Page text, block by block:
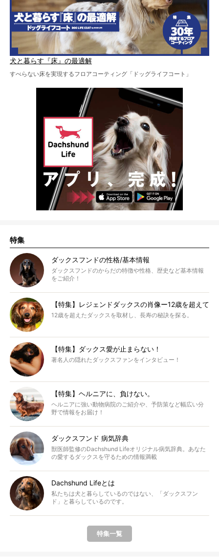
犬と暮らす『床』の最適解
すべらない床を実現するフロアコーティング「ドッグライフコート」
特集
ダックスフンドの性格/基本情報
ダックスフンドのからだの特徴や性格、歴史など基本情報
をご紹介！
【特集】レジェンドダックスの肖像ー12歳を超えて
12歳を超えたダックスを取材し、長寿の秘訣を探る。
【特集】ダックス愛が止まらない！
著名人の隠れたダックスファンをインタビュー！
【特集】ヘルニアに、負けない。
ヘルニアに強い動物病院のご紹介や、予防策など幅広い分
野で情報をお届け！
ダックスフンド 病気辞典
獣医師監修のDachshund Lifeオリジナル病気辞典。あなた
の愛するダックスを守るための情報満載
Dachshund Lifeとは
私たちは犬と暮らしているのではない、「ダックスフン
ド」と暮らしているのです。
特集一覧